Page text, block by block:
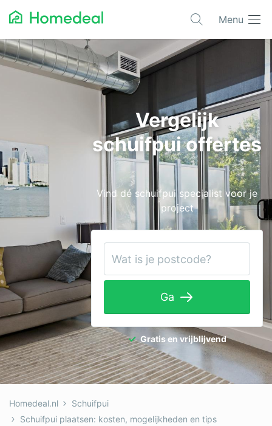
Menu
Populaire projecten
Asbest verwijderen
Glas
Isolatie
Laadpalen
Schilderwerk
Tuinaanleg
Ventilatie
Warmtepomp
Wellness
Zonnepanelen
Overige projecten
Vergelijk
schuifpui offertes
Vind dé schuifpui specialist voor je
project
Ga
Gratis en vrijblijvend
Homedeal.nl
Schuifpui
Schuifpui plaatsen: kosten, mogelijkheden en tips